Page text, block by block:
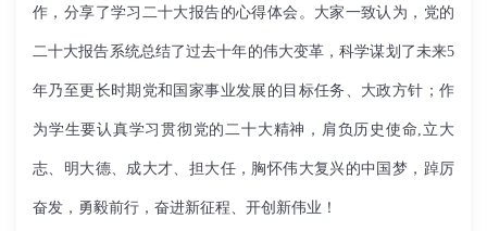
作，分享了学习二十大报告的心得体会。大家一致认为，党的
二十大报告系统总结了过去十年的伟大变革，科学谋划了未来5
年乃至更长时期党和国家事业发展的目标任务、大政方针；作
为学生要认真学习贯彻党的二十大精神，肩负历史使命,立大
志、明大德、成大才、担大任，胸怀伟大复兴的中国梦，踔厉
奋发，勇毅前行，奋进新征程、开创新伟业！